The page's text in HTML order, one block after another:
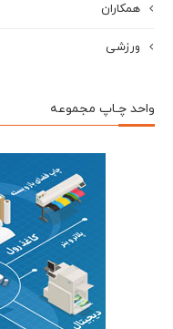
همکاران
ورزشی
واحد چـاپ مجموعه